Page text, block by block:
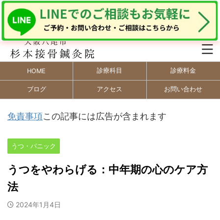
HOME 診療科目 診療料金
ブログ アクセス お問い合わせ
免責事項この記事には広告が含まれます
うつ・パニック
うつをやわらげる：中年期の心のケア方
法
2024年1月4日